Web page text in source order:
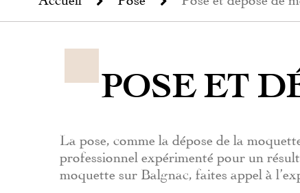
POSE ET
La pose, comme la dépose de la
professionnel expérimenté pour un
moquette sur Balgnac, faites appel à